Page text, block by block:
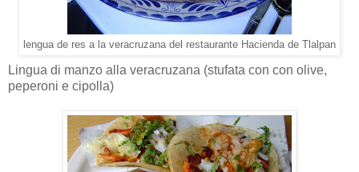
lengua de res a la veracruzana del restaurante Hacienda de Tlalpan
Lingua di manzo alla veracruzana (stufata con con olive,
peperoni e cipolla)